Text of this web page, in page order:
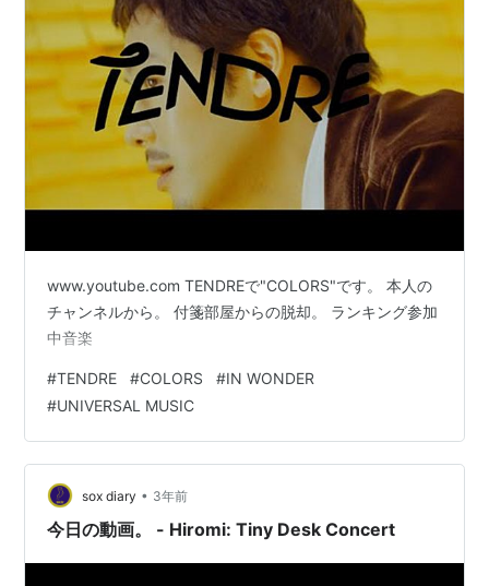
www.youtube.com TENDREで"COLORS"です。 本人の
チャンネルから。 付箋部屋からの脱却。 ランキング参加
中音楽
#TENDRE #COLORS #IN WONDER
#UNIVERSAL MUSIC
sox diary • 3年前
今日の動画。 - Hiromi: Tiny Desk Concert